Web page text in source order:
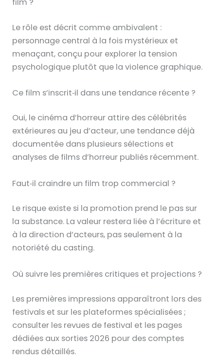
Le rôle est décrit comme ambivalent :
personnage central à la fois mystérieux et
menaçant, conçu pour explorer la tension
psychologique plutôt que la violence graphique.
Ce film s’inscrit‑il dans une tendance récente ?
Oui, le cinéma d’horreur attire des célébrités
extérieures au jeu d’acteur, une tendance déjà
documentée dans plusieurs sélections et
analyses de films d’horreur publiés récemment.
Faut‑il craindre un film trop commercial ?
Le risque existe si la promotion prend le pas sur
la substance. La valeur restera liée à l’écriture et
à la direction d’acteurs, pas seulement à la
notoriété du casting.
Où suivre les premières critiques et projections ?
Les premières impressions apparaîtront lors des
festivals et sur les plateformes spécialisées ;
consulter les revues de festival et les pages
dédiées aux sorties 2026 pour des comptes
rendus détaillés.